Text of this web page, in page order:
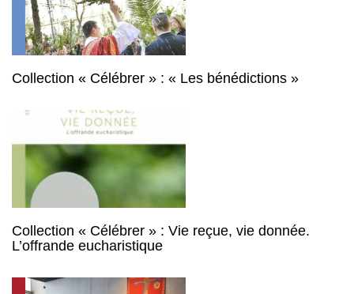
Collection « Célébrer » : « Les bénédictions »
Collection « Célébrer » : Vie reçue, vie donnée.
L’offrande eucharistique